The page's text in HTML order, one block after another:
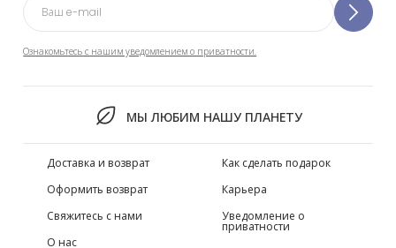
Ознакомьтесь с нашим уведомлением о приватности.
МЫ ЛЮБИМ НАШУ ПЛАНЕТУ
Доставка и возврат
Оформить возврат
Свяжитесь с нами
О нас
Как сделать подарок
Карьера
Уведомление о
приватности